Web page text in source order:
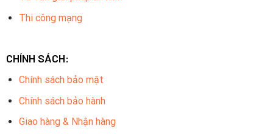
Thi công mạng
CHÍNH SÁCH:
Chính sách bảo mật
Chính sách bảo hành
Giao hàng & Nhận hàng